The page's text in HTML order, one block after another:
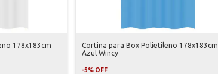
178x183cm
Cortina para Box Polietileno 178x183cm
Azul Wincy
-5% OFF